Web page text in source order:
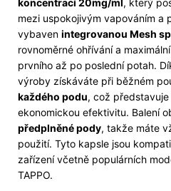
koncentrací 20mg/ml, který
mezi uspokojivým vapováním a
vybaven integrovanou Mesh
rovnoměrné ohřívání a
prvního až po poslední potah.
výroby získáváte při běžném
každého podu, což
ekonomickou efektivitu. Balení
předplněné pody, takže máte
použití. Tyto kapsle jsou
zařízení včetně populárních
TAPPO.